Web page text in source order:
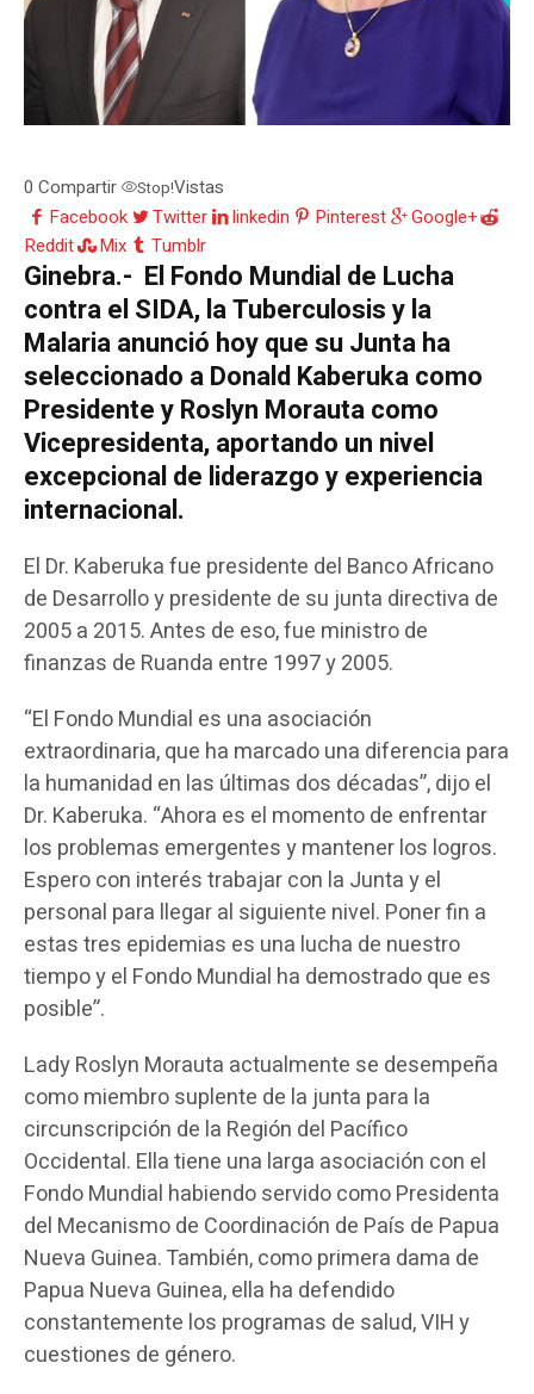
0 Compartir Stop!Vistas
Facebook
Twitter linkedin Pinterest
Google+
Reddit
Mix Tumblr
Ginebra.- El Fondo Mundial de Lucha
contra el SIDA, la Tuberculosis y la
Malaria anunció hoy que su Junta ha
seleccionado a Donald Kaberuka como
Presidente y Roslyn Morauta como
Vicepresidenta, aportando un nivel
excepcional de liderazgo y experiencia
internacional.
El Dr. Kaberuka fue presidente del Banco Africano
de Desarrollo y presidente de su junta directiva de
2005 a 2015. Antes de eso, fue ministro de
finanzas de Ruanda entre 1997 y 2005.
“El Fondo Mundial es una asociación
extraordinaria, que ha marcado una diferencia para
la humanidad en las últimas dos décadas”, dijo el
Dr. Kaberuka. “Ahora es el momento de enfrentar
los problemas emergentes y mantener los logros.
Espero con interés trabajar con la Junta y el
personal para llegar al siguiente nivel. Poner fin a
estas tres epidemias es una lucha de nuestro
tiempo y el Fondo Mundial ha demostrado que es
posible”.
Lady Roslyn Morauta actualmente se desempeña
como miembro suplente de la junta para la
circunscripción de la Región del Pacífico
Occidental. Ella tiene una larga asociación con el
Fondo Mundial habiendo servido como Presidenta
del Mecanismo de Coordinación de País de Papua
Nueva Guinea. También, como primera dama de
Papua Nueva Guinea, ella ha defendido
constantemente los programas de salud, VIH y
cuestiones de género.